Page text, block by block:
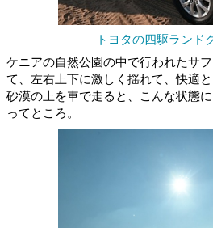
トヨタの四駆ランド
ケニアの自然公園の中で行われたサ
て、左右上下に激しく揺れて、快適
砂漠の上を車で走ると、こんな状態
ってところ。